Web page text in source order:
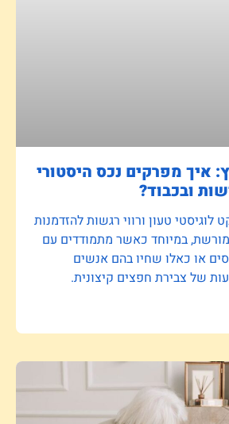
איך מפרקים נכס היסטורי
ובכבוד?
לוגיסטי טעון ורווי רגשות להזדמנות
במיוחד כאשר מתמודדים עם
או כאלו שחיו בהם אנשים
של צבירת חפצים קיצונית.